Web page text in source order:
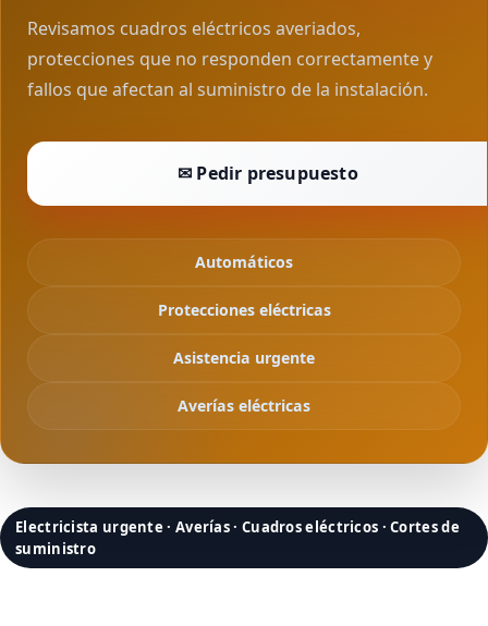
Revisamos cuadros eléctricos averiados,
protecciones que no responden correctamente y
fallos que afectan al suministro de la instalación.
✉ Pedir presupuesto
Automáticos
Protecciones eléctricas
Asistencia urgente
Averías eléctricas
Electricista urgente · Averías · Cuadros eléctricos · Cortes de
suministro